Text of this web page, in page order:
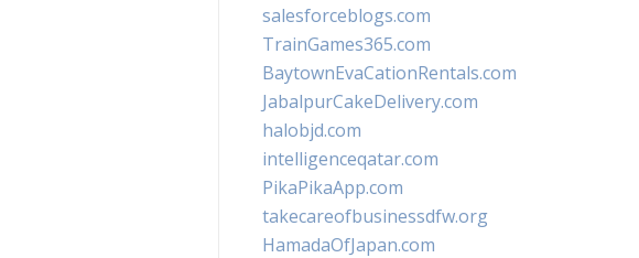
salesforceblogs.com
TrainGames365.com
BaytownEvaCationRentals.com
JabalpurCakeDelivery.com
halobjd.com
intelligenceqatar.com
PikaPikaApp.com
takecareofbusinessdfw.org
HamadaOfJapan.com